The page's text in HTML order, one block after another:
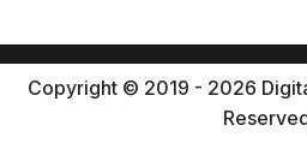
Copyright © 2019 - 2026